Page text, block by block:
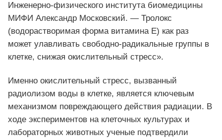
Инженерно-физического института биомедицины
МИФИ Александр Московский. — Тролокс
(водорастворимая форма витамина Е) как раз
может улавливать свободно-радикальные группы в
клетке, снижая окислительный стресс».
Именно окислительный стресс, вызванный
радиолизом воды в клетке, является ключевым
механизмом повреждающего действия радиации. В
ходе экспериментов на клеточных культурах и
лабораторных животных ученые подтвердили